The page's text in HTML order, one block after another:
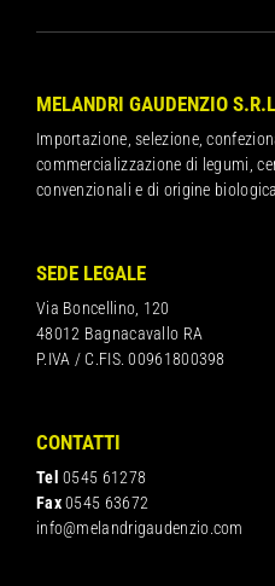
MELANDRI GAUDENZIO
Importazione, selezione,
commercializzazione di legumi,
convenzionali e di origine biologica.
SEDE LEGALE
Via Boncellino, 120
48012 Bagnacavallo RA
P.IVA / C.FIS. 00961800398
CONTATTI
Tel 0545 61278
Fax0545 63672
info@melandrigaudenzio.com